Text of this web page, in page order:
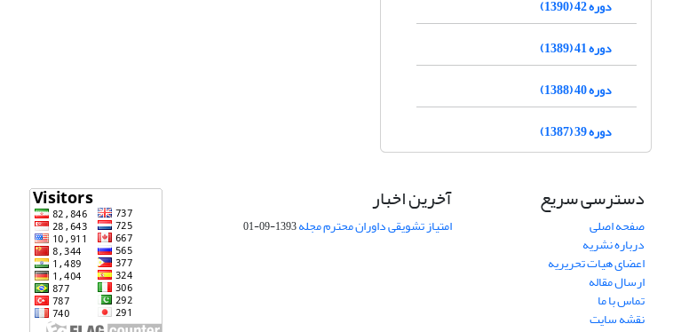
دوره 42 (1390)
دوره 41 (1389)
دوره 40 (1388)
دوره 39 (1387)
دسترسی سریع
صفحه اصلی
درباره نشریه
اعضای هیات تحریریه
ارسال مقاله
تماس با ما
نقشه سایت
آخرین اخبار
امتیاز تشویقی داوران محترم مجله1393-09-01